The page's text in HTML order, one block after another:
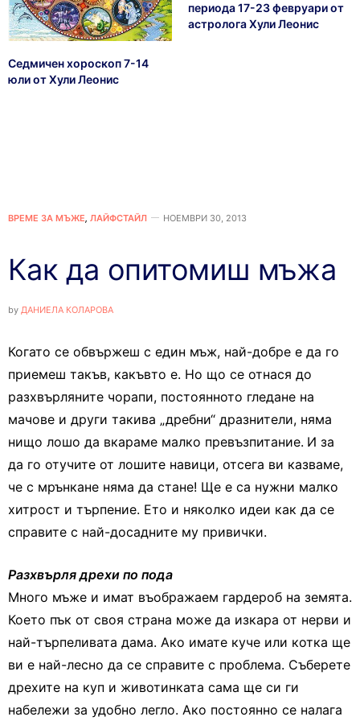
Седмичен хороскоп 7-14
юли от Хули Леонис
периода 17-23 февруари от
астролога Хули Леонис
ВРЕМЕ ЗА МЪЖЕ, ЛАЙФСТАЙЛ НОЕМВРИ 30, 2013
Как да опитомиш мъжа
by ДАНИЕЛА КОЛАРОВА
Когато се обвържеш с един мъж, най-добре е да го
приемеш такъв, какъвто е. Но що се отнася до
разхвърляните чорапи, постоянното гледане на
мачове и други такива „дребни“ дразнители, няма
нищо лошо да вкараме малко превъзпитание. И за
да го отучите от лошите навици, отсега ви казваме,
че с мрънкане няма да стане! Ще е са нужни малко
хитрост и търпение. Ето и няколко идеи как да се
справите с най-досадните му привички.
Разхвърля дрехи по пода
Много мъже и имат въображаем гардероб на земята.
Което пък от своя страна може да изкара от нерви и
най-търпеливата дама. Ако имате куче или котка ще
ви е най-лесно да се справите с проблема. Съберете
дрехите на куп и животинката сама ще си ги
набележи за удобно легло. Ако постоянно се налага